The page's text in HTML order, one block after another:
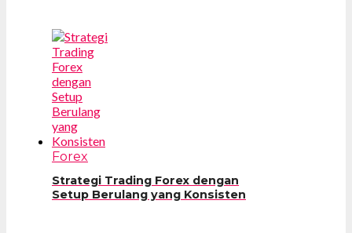
Forex
Strategi Trading Forex dengan
Setup Berulang yang Konsisten